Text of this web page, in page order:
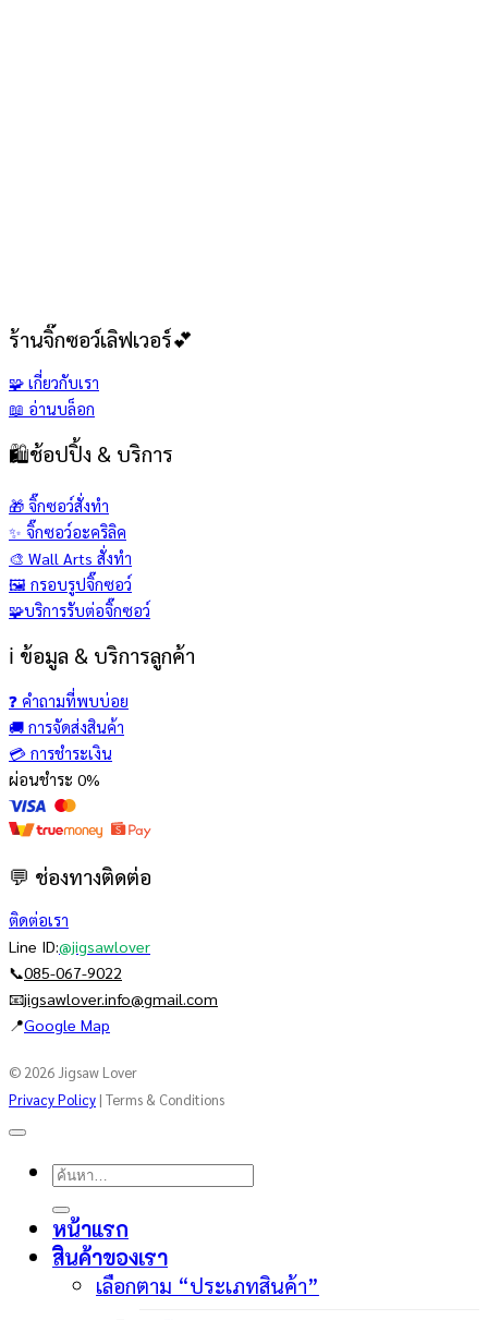
ร้านจิ๊กซอว์เลิฟเวอร์💕
🧩 เกี่ยวกับเรา
📖 อ่านบล็อก
🛍️ช้อปปิ้ง & บริการ
🎁 จิ๊กซอว์สั่งทำ
✨ จิ๊กซอว์อะคริลิค
🎨 Wall Arts สั่งทำ
🖼️ กรอบรูปจิ๊กซอว์
🧩บริการรับต่อจิ๊กซอว์
ℹ️ ข้อมูล & บริการลูกค้า
❓ คำถามที่พบบ่อย
🚚 การจัดส่งสินค้า
💳 การชำระเงิน
ผ่อนชำระ 0%
💬 ช่องทางติดต่อ
ติดต่อเรา
Line ID:@jigsawlover
📞085-067-9022
📧jigsawlover.info@gmail.com
📍Google Map
© 2026 Jigsaw Lover
Privacy Policy | Terms & Conditions
ค้นหา:
หน้าแรก
สินค้าของเรา
เลือกตาม “ประเภทสินค้า”